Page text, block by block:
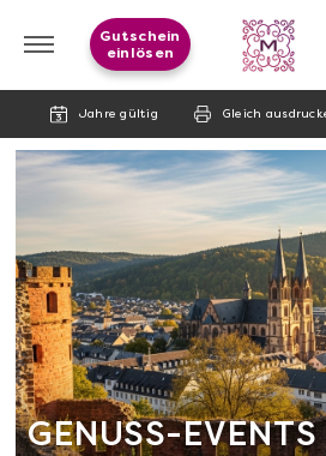
Jahre gültig Gleich
Gutschein
einlösen
GENUSS-